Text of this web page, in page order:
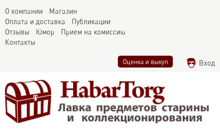
О компании
Магазин
Оплата и доставка
Публикации
Отзывы
Юмор
Прием на комиссию
Контакты
Оценка и выкуп Вход